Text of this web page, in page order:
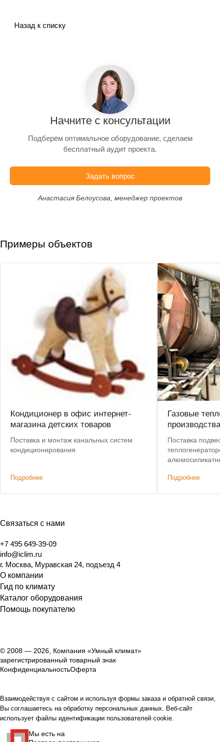
Назад к списку
Начните с консультации
Подберём оптимальное оборудование, сделаем
бесплатный аудит проекта.
Задать вопрос
Анастасия Белоусова, менеджер проектов
Примеры объектов
Кондиционер в офис интернет-
магазина детских товаров
Поставка и монтаж канальных систем
кондиционирования
Подробнее
Газовые
Поставка
Бесплатная
Подробнее
Связаться с нами
+7 495 649-39-09
info@iclim.ru
г. Москва, Муравская 24, подъезд 4
О компании
Гид по климату
Каталог оборудования
Помощь покупателю
© 2008 — 2026, Компания «Умный климат»
зарегистрированный товарный знак
КонфиденциальностьОферта
Взаимодействуя с сайтом и используя формы заказа и обратной связи,
Вы соглашаетесь на обработку персональных данных. Веб-сайт
использует файлы идентификации пользователей cookie.
Мы есть на